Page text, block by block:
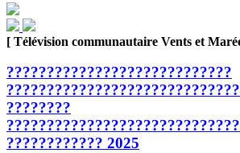
[ Télévision communautaire Vents et
????????????????????????????
????????
???????????? 2025